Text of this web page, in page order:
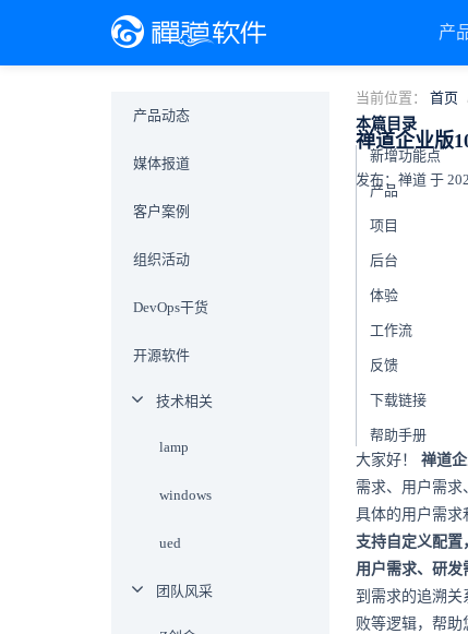
产
当前位置： 首页
禅道企业版
发布：禅道 于
本篇目录
新增功能点
产品
项目
后台
体验
工作流
反馈
下载链接
帮助手册
大家好！ 禅道
需求、用户需
具体的用户需求
支持自定义配置
用户需求、研发
到需求的追溯关
败等逻辑，帮助
产品动态
媒体报道
客户案例
组织活动
DevOps干货
开源软件
技术相关
lamp
windows
ued
团队风采